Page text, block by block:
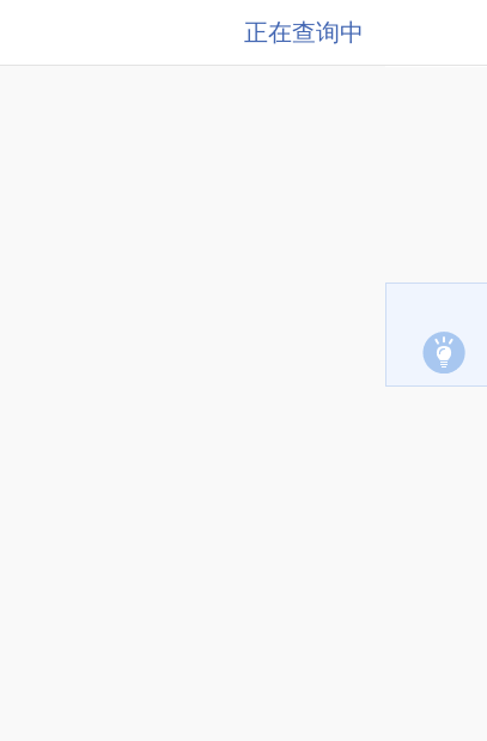
正在查询中